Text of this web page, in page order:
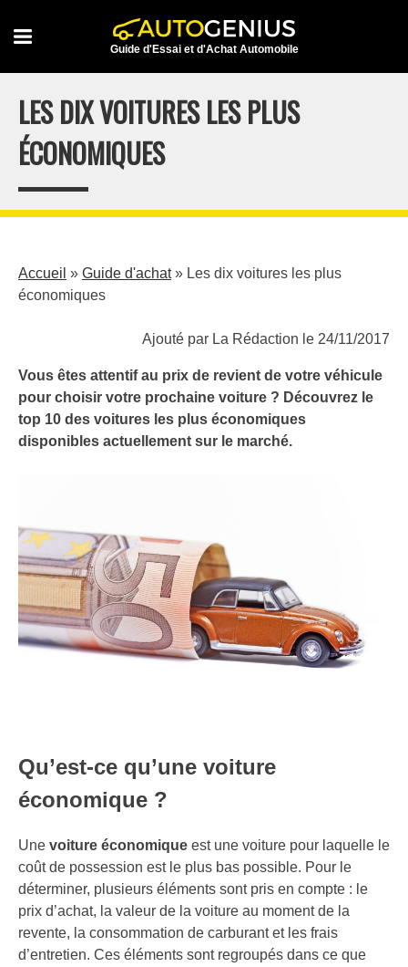
Guide d'Essai et d'Achat Automobile
LES DIX VOITURES LES PLUS
ÉCONOMIQUES
Accueil » Guide d'achat» Les dix voitures les plus
économiques
Ajouté par La Rédaction le 24/11/2017
Vous êtes attentif au prix de revient de votre véhicule
pour choisir votre prochaine voiture ? Découvrez le
top 10 des voitures les plus économiques
disponibles actuellement sur le marché.
Qu’est-ce qu’une voiture
économique ?
Une voiture économique est une voiture pour laquelle le
coût de possession est le plus bas possible. Pour le
déterminer, plusieurs éléments sont pris en compte : le
prix d’achat, la valeur de la voiture au moment de la
revente, la consommation de carburant et les frais
d’entretien. Ces éléments sont regroupés dans ce que